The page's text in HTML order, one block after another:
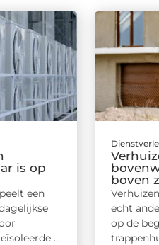
is op
een
...
boven
echt
op de